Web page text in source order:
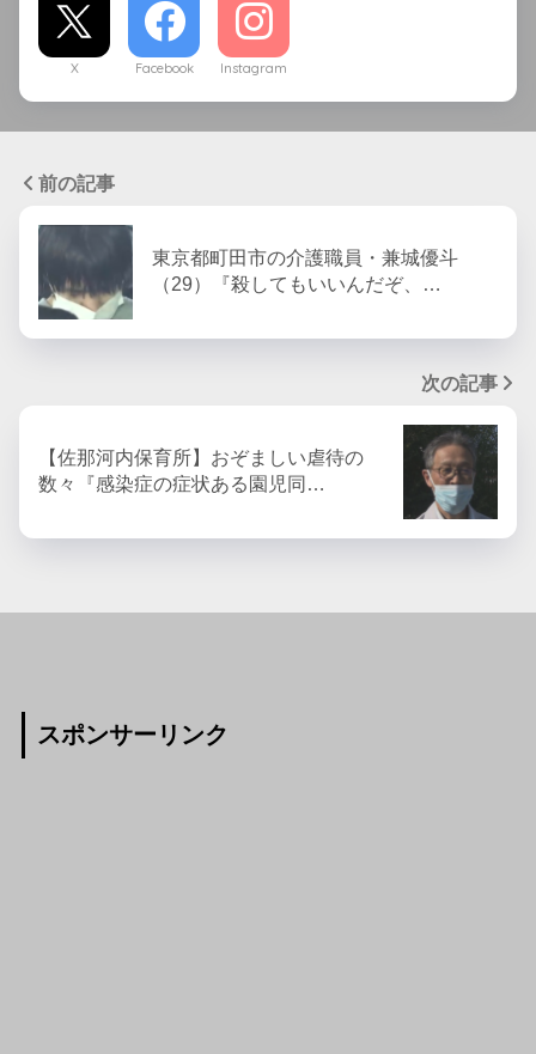
X Facebook Instagram
前の記事
東京都町田市の介護職員・兼城優斗
（29）『殺してもいいんだぞ、…
次の記事
【佐那河内保育所】おぞましい虐待の
数々『感染症の症状ある園児同…
スポンサーリンク